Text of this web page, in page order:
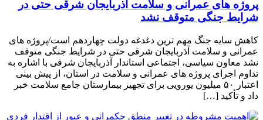
پروژه ‌های عمرانی و سلامت آذربایجان شرقی حتی در
شرایط جنگی متوقف نشد
کاهش سایه جنگ مهم ‌ترین دغدغه دولت چهاردهم است/پروژه ‌های
عمرانی و سلامت آذربایجان شرقی حتی در شرایط جنگی متوقف
نشد معاون سیاسی، اجتماعی استاندار آذربایجان شرقی با اشاره به
تداوم اجرای پروژه ‌های عمرانی و سلامت در استان، از پیش ‌بینی
اعتبار ۵۰ میلیون یورویی برای تجهیز بیمارستان جامع سلامت خبر
داد و تأکید […]